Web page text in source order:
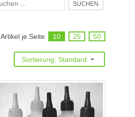
SUCHEN
Artikel je Seite 10 25 50
Sortierung: Standard